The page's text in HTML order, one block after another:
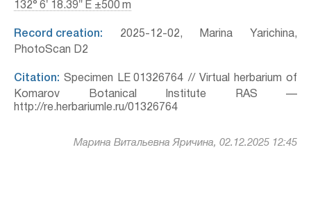
132° 6′ 18.39″ E ±500 m
Record creation: 2025-12-02, Marina Yarichina,
PhotoScan D2
Citation: Specimen LE 01326764 // Virtual herbarium of
Komarov Botanical Institute RAS —
http://re.herbariumle.ru/01326764
Марина Витальевна Яричина, 02.12.2025 12:45